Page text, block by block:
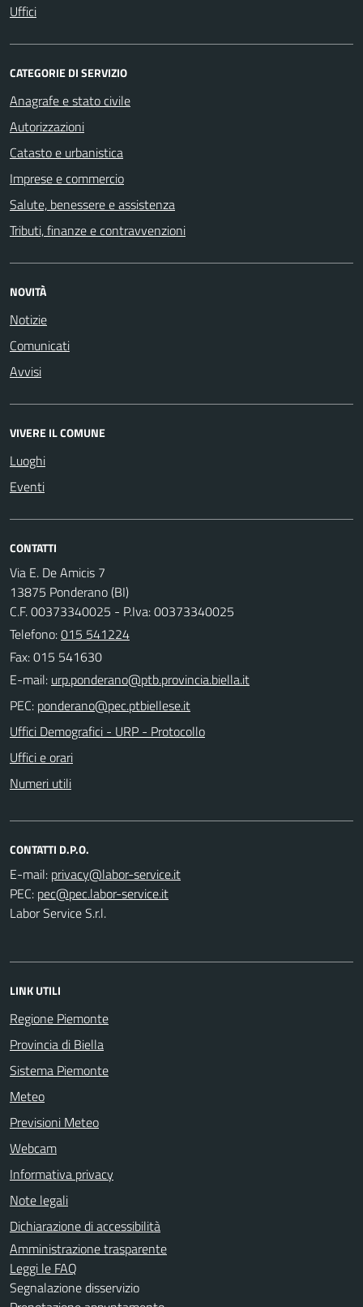
Uffici
CATEGORIE DI SERVIZIO
Anagrafe e stato civile
Autorizzazioni
Catasto e urbanistica
Imprese e commercio
Salute, benessere e assistenza
Tributi, finanze e contravvenzioni
NOVITÀ
Notizie
Comunicati
Avvisi
VIVERE IL COMUNE
Luoghi
Eventi
CONTATTI
Via E. De Amicis 7
13875 Ponderano (BI)
C.F. 00373340025 - P.Iva: 00373340025
Telefono:015 541224
Fax: 015 541630
E-mail:
PEC:
Uffici Demografici - URP - Protocollo
Uffici e orari
Numeri utili
CONTATTI D.P.O.
E-mail:
PEC:
Labor Service S.r.l.
LINK UTILI
Regione Piemonte
Provincia di Biella
Sistema Piemonte
Meteo
Previsioni Meteo
Webcam
Informativa privacy
Note legali
Dichiarazione di accessibilità
Amministrazione trasparente
Leggi le FAQ
Segnalazione disservizio